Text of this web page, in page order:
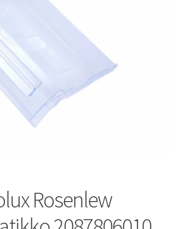
Rosenlew